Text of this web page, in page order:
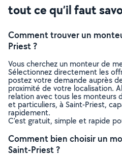
tout ce qu’il faut
Comment trouver un
Priest ?
Vous cherchez un monteur de
Sélectionnez directement les
postez votre demande auprès
proximité de votre localisation.
relation avec tous les monteurs
et particuliers, à Saint-Priest,
rapidement.
C’est gratuit, simple et rapide
Comment bien choisir un
Saint-Priest ?